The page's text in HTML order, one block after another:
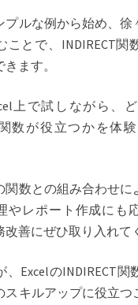
プルな例から始め、徐
ことで、INDIRECT関
ます。
上で試しながら、
関数が役立つかを体
関数との組み合わせに
やレポート作成にも
改善にぜひ取り入れて
、ExcelのINDIRECT
スキルアップに役立つ